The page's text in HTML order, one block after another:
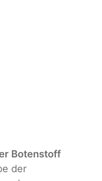
Botenstoff
der